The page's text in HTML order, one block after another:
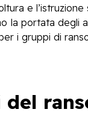
e
la portata degli
i gruppi di